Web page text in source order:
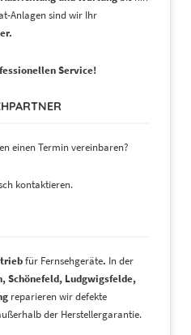
Anlagen sind wir Ihr
Service!
einen Termin vereinbaren?
kontaktieren.
für Fernsehgeräte. In der
Schönefeld, Ludgwigsfelde,
reparieren wir defekte
der Herstellergarantie.